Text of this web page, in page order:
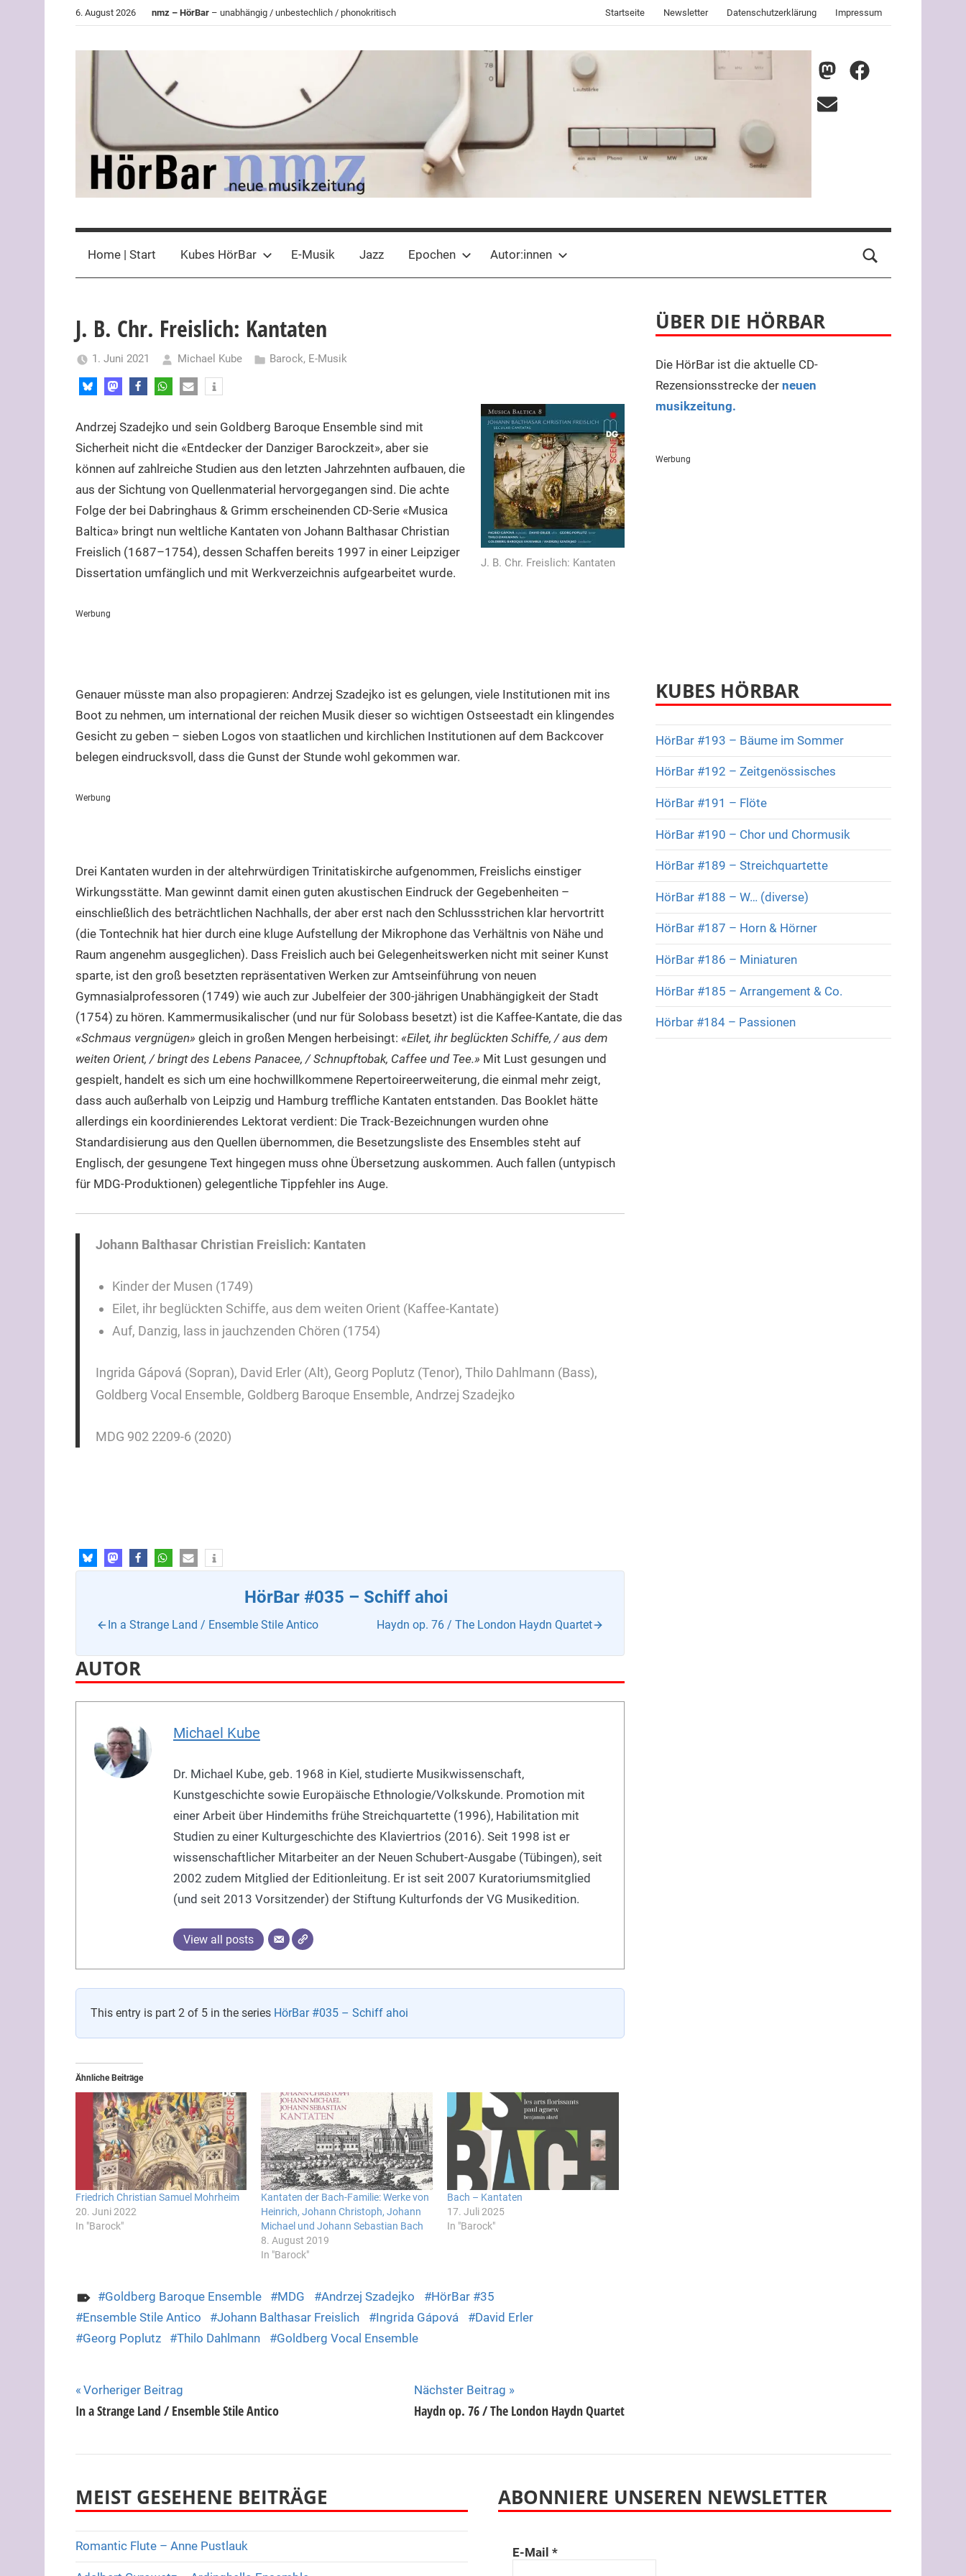
6. August 2026 nmz – HörBar – unabhängig / unbestechlich / phonokritisch Startseite Newsletter Datenschutzerklärung Impressum
HörBar
der
nmz
Mastodon
nmz
E-
Home | Start Kubes HörBar E-Musik Jazz Epochen Autor:innen
J. B. Chr. Freislich: Kantaten
1. Juni 2021 Michael Kube Barock, E-Musik
J. B. Chr. Freislich: Kantaten
Andrzej Szadejko und sein Goldberg Baroque Ensemble sind mit
Sicherheit nicht die «Entdecker der Danziger Barockzeit», aber sie
können auf zahlreiche Studien aus den letzten Jahrzehnten aufbauen, die
aus der Sichtung von Quellenmaterial hervorgegangen sind. Die achte
Folge der bei Dabringhaus & Grimm erscheinenden CD-Serie «Musica
Baltica» bringt nun weltliche Kantaten von Johann Balthasar Christian
Freislich (1687–1754), dessen Schaffen bereits 1997 in einer Leipziger
Dissertation umfänglich und mit Werkverzeichnis aufgearbeitet wurde.
Werbung
Genauer müsste man also propagieren: Andrzej Szadejko ist es gelungen, viele Institutionen mit ins
Boot zu nehmen, um international der reichen Musik dieser so wichtigen Ostseestadt ein klingendes
Gesicht zu geben – sieben Logos von staatlichen und kirchlichen Institutionen auf dem Backcover
belegen eindrucksvoll, dass die Gunst der Stunde wohl gekommen war.
Werbung
Drei Kantaten wurden in der altehrwürdigen Trinitatiskirche aufgenommen, Freislichs einstiger
Wirkungsstätte. Man gewinnt damit einen guten akustischen Eindruck der Gegebenheiten –
einschließlich des beträchtlichen Nachhalls, der aber erst nach den Schlussstrichen klar hervortritt
(die Tontechnik hat hier durch eine kluge Aufstellung der Mikrophone das Verhältnis von Nähe und
Raum angenehm ausgeglichen). Dass Freislich auch bei Gelegenheitswerken nicht mit seiner Kunst
sparte, ist den groß besetzten repräsentativen Werken zur Amtseinführung von neuen
Gymnasialprofessoren (1749) wie auch zur Jubelfeier der 300-jährigen Unabhängigkeit der Stadt
(1754) zu hören. Kammermusikalischer (und nur für Solobass besetzt) ist die Kaffee-Kantate, die das
«Schmaus vergnügen» gleich in großen Mengen herbeisingt: «Eilet, ihr beglückten Schiffe, / aus dem
weiten Orient, / bringt des Lebens Panacee, / Schnupftobak, Caffee und Tee.» Mit Lust gesungen und
gespielt, handelt es sich um eine hochwillkommene Repertoireerweiterung, die einmal mehr zeigt,
dass auch außerhalb von Leipzig und Hamburg treffliche Kantaten entstanden. Das Booklet hätte
allerdings ein koordinierendes Lektorat verdient: Die Track-Bezeichnungen wurden ohne
Standardisierung aus den Quellen übernommen, die Besetzungsliste des Ensembles steht auf
Englisch, der gesungene Text hingegen muss ohne Übersetzung auskommen. Auch fallen (untypisch
für MDG-Produktionen) gelegentliche Tippfehler ins Auge.
Johann Balthasar Christian Freislich: Kantaten
Kinder der Musen (1749)
Eilet, ihr beglückten Schiffe, aus dem weiten Orient (Kaffee-Kantate)
Auf, Danzig, lass in jauchzenden Chören (1754)
Ingrida Gápová (Sopran), David Erler (Alt), Georg Poplutz (Tenor), Thilo Dahlmann (Bass),
Goldberg Vocal Ensemble, Goldberg Baroque Ensemble, Andrzej Szadejko
MDG 902 2209-6 (2020)
HörBar #035 – Schiff ahoi
In a Strange Land / Ensemble Stile Antico Haydn op. 76 / The London Haydn Quartet
AUTOR
Michael Kube
Dr. Michael Kube, geb. 1968 in Kiel, studierte Musikwissenschaft,
Kunstgeschichte sowie Europäische Ethnologie/Volkskunde. Promotion mit
einer Arbeit über Hindemiths frühe Streichquartette (1996), Habilitation mit
Studien zu einer Kulturgeschichte des Klaviertrios (2016). Seit 1998 ist er
wissenschaftlicher Mitarbeiter an der Neuen Schubert-Ausgabe (Tübingen), seit
2002 zudem Mitglied der Editionleitung. Er ist seit 2007 Kuratoriumsmitglied
(und seit 2013 Vorsitzender) der Stiftung Kulturfonds der VG Musikedition.
View all posts
This entry is part 2 of 5 in the series HörBar #035 – Schiff ahoi
Ähnliche Beiträge
Friedrich Christian Samuel Mohrheim
20. Juni 2022
In "Barock"
Kantaten der Bach-Familie: Werke von
Heinrich, Johann Christoph, Johann
Michael und Johann Sebastian Bach
8. August 2019
In "Barock"
Bach – Kantaten
17. Juli 2025
In "Barock"
Goldberg Baroque Ensemble MDG Andrzej Szadejko
HörBar #35
Ensemble Stile Antico
Johann Balthasar Freislich Ingrida Gápová
David Erler
Georg Poplutz
Thilo Dahlmann Goldberg Vocal Ensemble
Beitragsnavigation
Vorheriger Beitrag
In a Strange Land / Ensemble Stile Antico
Nächster Beitrag
Haydn op. 76 / The London Haydn Quartet
ÜBER DIE HÖRBAR
Die HörBar ist die aktuelle CD-
Rezensionsstrecke der neuen
musikzeitung.
Werbung
KUBES HÖRBAR
HörBar #193 – Bäume im Sommer
HörBar #192 – Zeitgenössisches
HörBar #191 – Flöte
HörBar #190 – Chor und Chormusik
HörBar #189 – Streichquartette
HörBar #188 – W… (diverse)
HörBar #187 – Horn & Hörner
HörBar #186 – Miniaturen
HörBar #185 – Arrangement & Co.
Hörbar #184 – Passionen
MEIST GESEHENE BEITRÄGE
Romantic Flute – Anne Pustlauk
ABONNIERE UNSEREN NEWSLETTER
E-Mail*